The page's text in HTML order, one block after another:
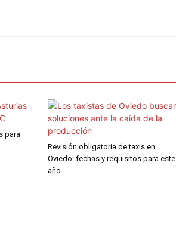
para
Revisión obligatoria de taxis en
Oviedo: fechas y requisitos para este
año